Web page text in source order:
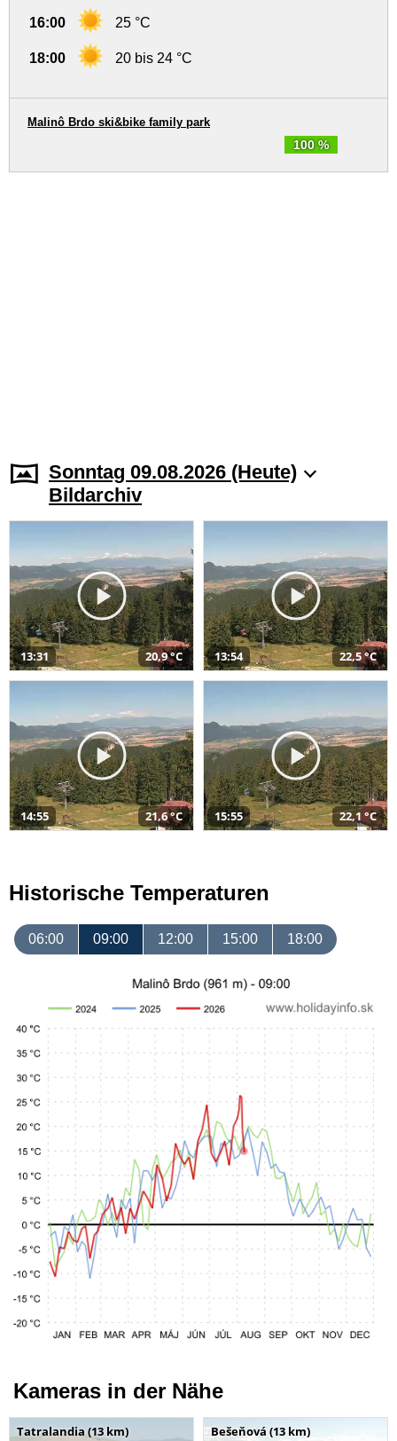
16:00 25 °C
18:00 20 bis 24 °C
100 %
Malinô Brdo ski&bike family park
Sonntag 09.08.2026 (Heute)
Bildarchiv
13:31 20,9 °C 13:54 22,5 °C
14:55 21,6 °C 15:55 22,1 °C
Historische Temperaturen
06:00 09:00 12:00 15:00 18:00
Kameras in der Nähe
Tatralandia (13 km) Bešeňová (13 km)